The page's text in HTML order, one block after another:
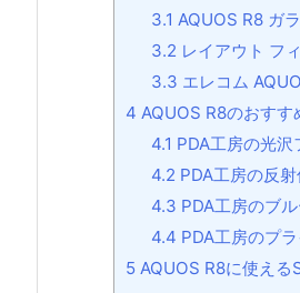
3.1 AQUOS R8 ガ
3.2 レイアウト フ
3.3 エレコム
4 AQUOS R8のおす
4.1 PDA工房の光沢
4.2 PDA工房の反
4.3 PDA工房のブ
4.4 PDA工房のプ
5 AQUOS R8に使える